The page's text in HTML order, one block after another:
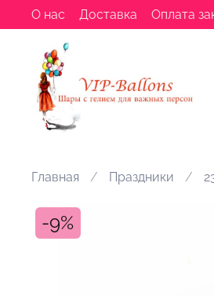
О нас Доставка Оплата
Главная Праздники
-9%